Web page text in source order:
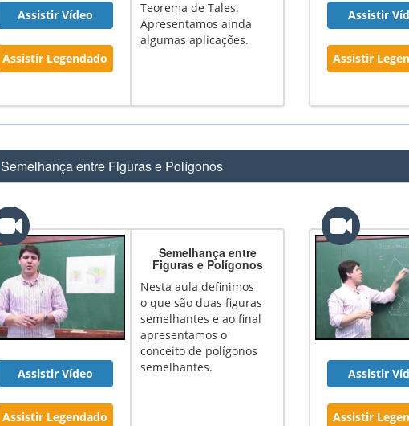
Assistir Vídeo
Assistir Legendado
Teorema de Tales.
Apresentamos ainda
algumas aplicações.
Assistir
Assistir
Semelhança entre Figuras e Polígonos
Assistir Vídeo
Assistir Legendado
Semelhança entre
Figuras e Polígonos
Nesta aula definimos
o que são duas figuras
semelhantes e ao final
apresentamos o
conceito de polígonos
semelhantes.
Assistir
Assistir